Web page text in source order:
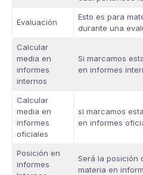
Evaluación
Esto es para
durante una
Calcular
media en
informes
internos
Si marcamos
en informes
Calcular
media en
informes
oficiales
si marcamos
en informes
Posición en
informes
Será la posición
materia en